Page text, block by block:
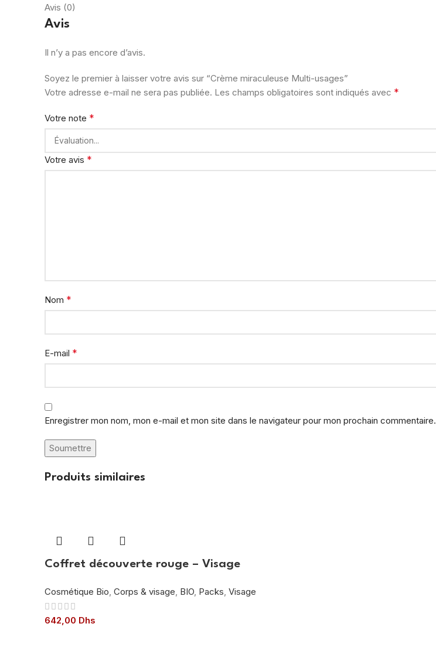
Avis (0)
Avis
Il n’y a pas encore d’avis.
Soyez le premier à laisser votre avis sur “Crème miraculeuse Multi-usages”
Votre adresse e-mail ne sera pas publiée. Les champs obligatoires sont indiqués avec *
Votre note *
Votre avis *
Nom *
E-mail *
Enregistrer mon nom, mon e-mail et mon site dans le navigateur pour mon prochain commentaire.
Produits similaires
Coffret découverte rouge – Visage
Cosmétique Bio, Corps & visage, BIO, Packs, Visage
642,00 Dhs